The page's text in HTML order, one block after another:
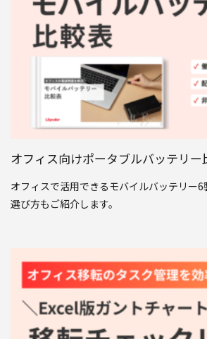
オフィス向けポータブルバッテリー
オフィスで活用できるモバイルバッテリー
選び方もご紹介します。